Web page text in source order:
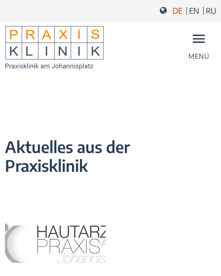
DE EN RU
MENÜ
Aktuelles aus der
Praxisklinik